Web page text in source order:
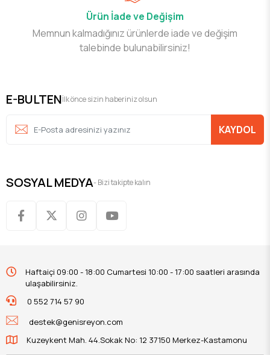
Ürün İade ve Değişim
Memnun kalmadığınız ürünlerde iade ve değişim
talebinde bulunabilirsiniz!
E-BULTENİlk önce sizin haberiniz olsun
KAYDOL
SOSYAL MEDYA- Bizi takipte kalın
Haftaiçi 09:00 - 18:00 Cumartesi 10:00 - 17:00 saatleri arasında
ulaşabilirsiniz.
0 552 714 57 90
destek@genisreyon.com
Kuzeykent Mah. 44.Sokak No: 12 37150 Merkez-Kastamonu